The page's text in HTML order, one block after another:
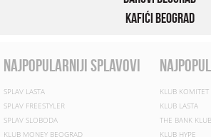
Kafići Beograd
najpopularniji splavovi
SPLAV LASTA
SPLAV FREESTYLER
SPLAV SLOBODA
KLUB MONEY BEOGRAD
KLUB
KLUB LASTA
THE BANK KLUB
KLUB HYPE